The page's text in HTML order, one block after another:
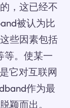
，这已经不
被认为比
些因素包括
等。使某一
它对互联网
作为最
颖而出。